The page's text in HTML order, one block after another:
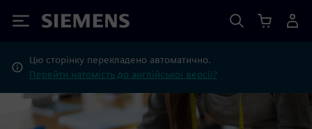
Siemens
Цю сторінку перекладено автоматично.
Перейти натомість до англійської версії?